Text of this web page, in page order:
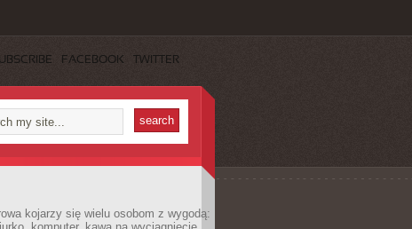
FACEBOOK TWITTER
kojarzy się wielu osobom z wygodą: